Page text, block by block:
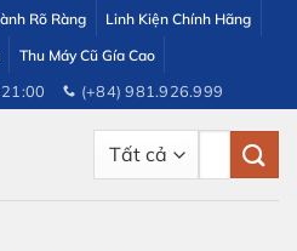
Rõ Ràng
Linh Kiện Chính Hãng
Thu Máy Cũ Gía Cao
(+84) 981.926.999